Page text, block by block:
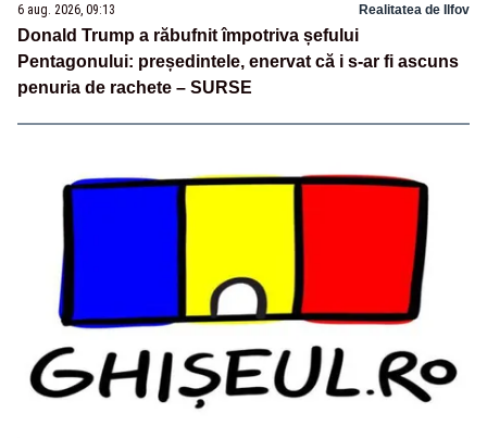
6 aug. 2026, 09:13 Realitatea de Ilfov
Donald Trump a răbufnit împotriva șefului
Pentagonului: președintele, enervat că i s-ar fi ascuns
penuria de rachete – SURSE